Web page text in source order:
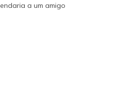
a um amigo